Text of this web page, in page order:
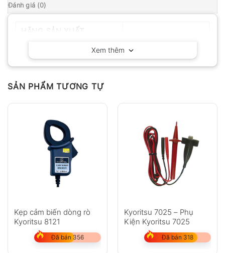
Đánh giá (0)
Xem thêm
SẢN PHẨM TƯƠNG TỰ
Kẹp cảm biến dòng rò
Kyoritsu 8121
Đã bán 356
Kyoritsu 7025 – Phụ
Kiện Kyoritsu 7025
Đã bán 318